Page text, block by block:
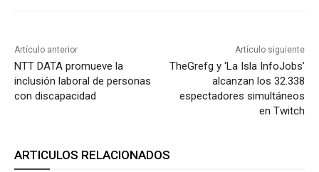
Artículo anterior
NTT DATA promueve la
inclusión laboral de personas
con discapacidad
Artículo siguiente
TheGrefg y ‘La Isla InfoJobs’
alcanzan los 32.338
espectadores simultáneos
en Twitch
ARTICULOS RELACIONADOS